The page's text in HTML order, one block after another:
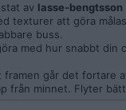
av lasse-bengtsson
texturer att göra
buss.
med hur snabbt din
framen går det fortare
från minnet. Flyter